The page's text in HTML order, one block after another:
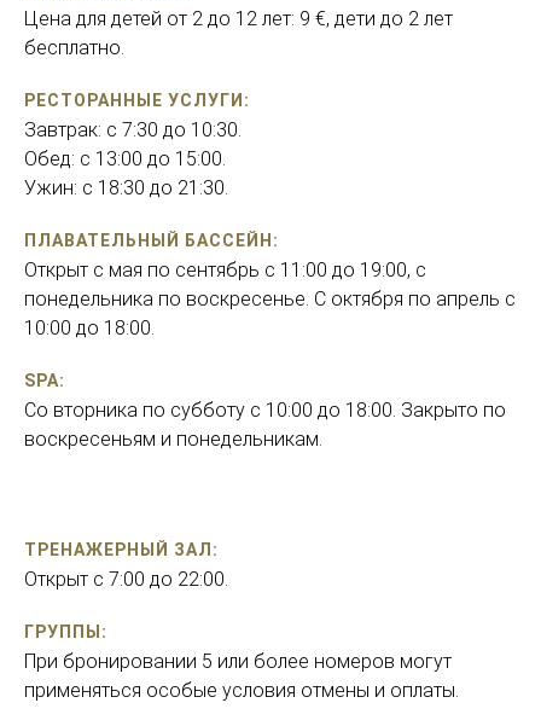
Цена для детей от 2 до 12 лет: 9 €, дети до 2 лет
бесплатно.
РЕСТОРАННЫЕ УСЛУГИ:
Завтрак: с 7:30 до 10:30.
Обед: с 13:00 до 15:00.
Ужин: с 18:30 до 21:30.
ПЛАВАТЕЛЬНЫЙ БАССЕЙН:
Открыт с мая по сентябрь с 11:00 до 19:00, с
понедельника по воскресенье. С октября по апрель с
10:00 до 18:00.
SPA:
Со вторника по субботу с 10:00 до 18:00. Закрыто по
воскресеньям и понедельникам.
ТРЕНАЖЕРНЫЙ ЗАЛ:
Oткрыт с 7:00 до 22:00.
ГРУППЫ:
При бронировании 5 или более номеров могут
применяться особые условия отмены и оплаты.